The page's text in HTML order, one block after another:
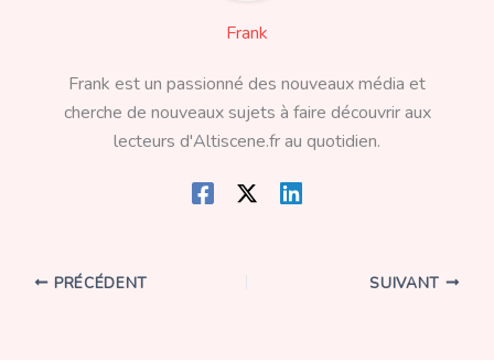
Frank
Frank est un passionné des nouveaux média et
cherche de nouveaux sujets à faire découvrir aux
lecteurs d'Altiscene.fr au quotidien.
PRÉCÉDENT SUIVANT